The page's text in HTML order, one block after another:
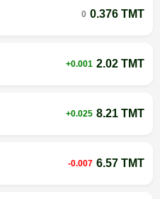
0 0.376 TMT
+0.001 2.02 TMT
+0.025 8.21 TMT
-0.007 6.57 TMT